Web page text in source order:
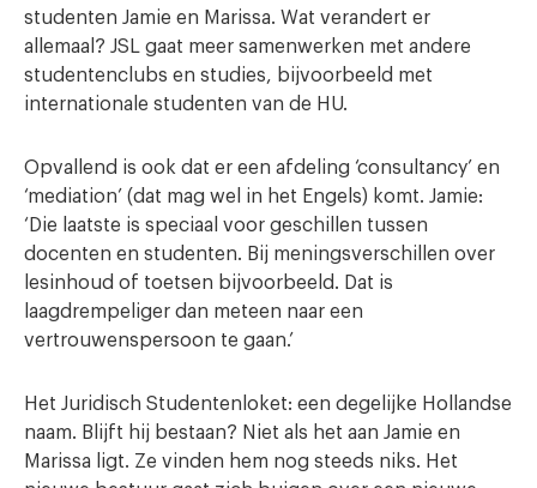
studenten Jamie en Marissa. Wat verandert er
allemaal? JSL gaat meer samenwerken met andere
studentenclubs en studies, bijvoorbeeld met
internationale studenten van de HU.
Opvallend is ook dat er een afdeling ‘consultancy’ en
‘mediation’ (dat mag wel in het Engels) komt. Jamie:
‘Die laatste is speciaal voor geschillen tussen
docenten en studenten. Bij meningsverschillen over
lesinhoud of toetsen bijvoorbeeld. Dat is
laagdrempeliger dan meteen naar een
vertrouwenspersoon te gaan.’
Het Juridisch Studentenloket: een degelijke Hollandse
naam. Blijft hij bestaan? Niet als het aan Jamie en
Marissa ligt. Ze vinden hem nog steeds niks. Het